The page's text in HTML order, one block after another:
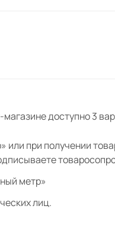
80х80 Лорд
80х210 Лорд
доступно 3
при получении
метр»
лиц.